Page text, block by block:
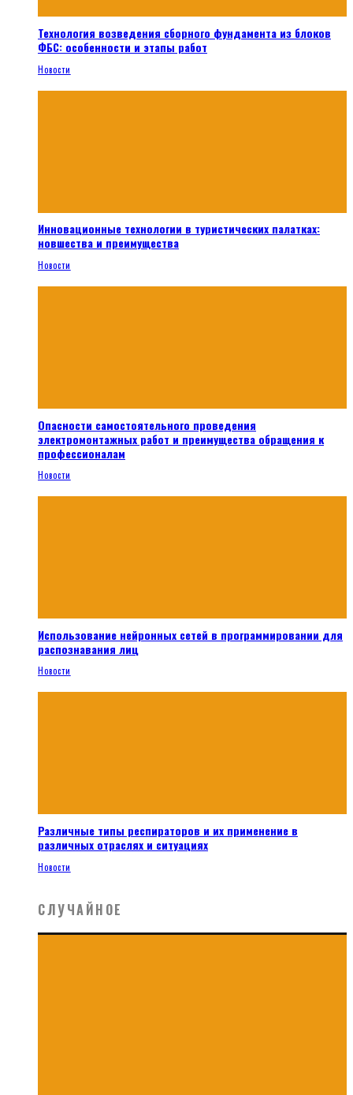
Технология возведения сборного фундамента из блоков
ФБС: особенности и этапы работ
Новости
Инновационные технологии в туристических палатках:
новшества и преимущества
Новости
Опасности самостоятельного проведения
электромонтажных работ и преимущества обращения к
профессионалам
Новости
Использование нейронных сетей в программировании для
распознавания лиц
Новости
Различные типы респираторов и их применение в
различных отраслях и ситуациях
Новости
СЛУЧАЙНОЕ